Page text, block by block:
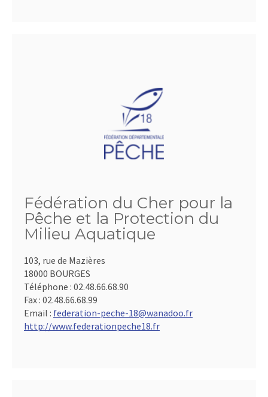
Fédération du Cher pour la
Pêche et la Protection du
Milieu Aquatique
103, rue de Mazières
18000 BOURGES
Téléphone : 02.48.66.68.90
Fax : 02.48.66.68.99
Email : federation-peche-18@wanadoo.fr
http://www.federationpeche18.fr